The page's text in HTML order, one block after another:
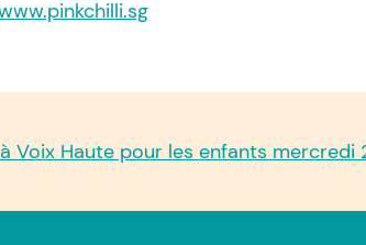
Voix Haute pour les enfants mercredi